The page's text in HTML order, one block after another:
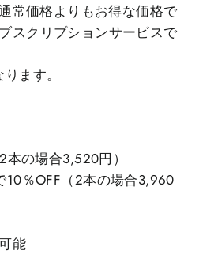
常価格よりもお得な価格で
スクリプションサービスで
ます。
の場合3,520円）
％OFF（2本の場合3,960
能